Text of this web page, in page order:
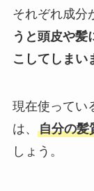
それぞれ成分
うと頭皮や髪
こしてしまい
現在使ってい
は、 自分の髪
しょう。